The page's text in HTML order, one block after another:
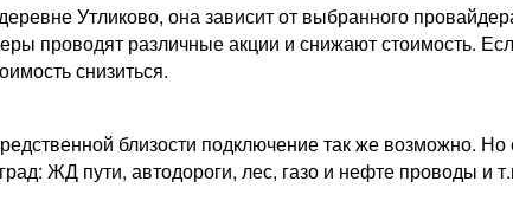
Утликово, она зависит от выбранного
проводят различные акции и снижают стоимость.
снизиться.
близости подключение так же возможно. Но
ЖД пути, автодороги, лес, газо и нефте проводы и